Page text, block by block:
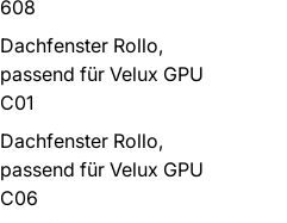
608
Dachfenster Rollo,
passend für Velux GPU
C01
Dachfenster Rollo,
passend für Velux GPU
C06